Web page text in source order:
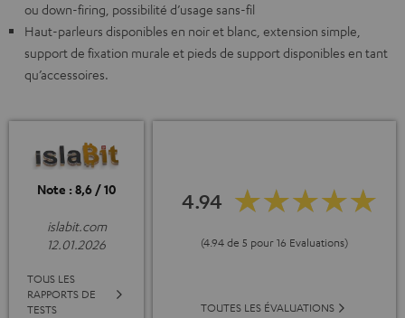
ou down-firing, possibilité d’usage sans-fil
Haut-parleurs disponibles en noir et blanc, extension simple,
support de fixation murale et pieds de support disponibles en tant
qu’accessoires.
Note : 8,6 / 10
islabit.com
12.01.2026
TOUS LES
RAPPORTS DE
TESTS
4.94
(4.94 de 5 pour 16 Evaluations)
TOUTES LES ÉVALUATIONS